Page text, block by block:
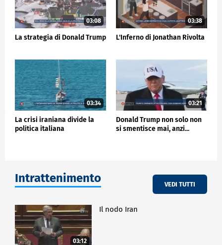
03:08
La strategia di Donald Trump
03:38
L'Inferno di Jonathan Rivolta
03:34
La crisi iraniana divide la
politica italiana
03:21
Donald Trump non solo non
si smentisce mai, anzi...
Intrattenimento VEDI TUTTI
03:12
Il nodo Iran